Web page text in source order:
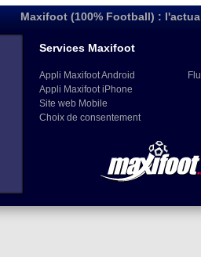
Maxifoot (100% Football) :
Services Maxifoot
Appli Maxifoot Android
Appli Maxifoot iPhone
Site web Mobile
Choix de consentement